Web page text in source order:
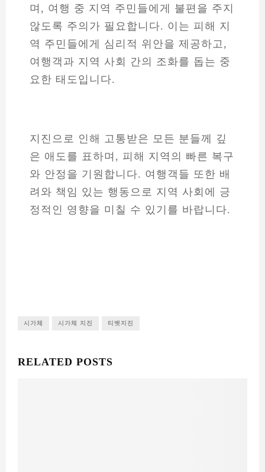
며, 여행 중 지역 주민들에게 불편을 주지
않도록 주의가 필요합니다. 이는 피해 지
역 주민들에게 심리적 위안을 제공하고,
여행객과 지역 사회 간의 조화를 돕는 중
요한 태도입니다.
지진으로 인해 고통받은 모든 분들께 깊
은 애도를 표하며, 피해 지역의 빠른 복구
와 안정을 기원합니다. 여행객들 또한 배
려와 책임 있는 행동으로 지역 사회에 긍
정적인 영향을 미칠 수 있기를 바랍니다.
시가체 시가체 지진 티벳지진
RELATED POSTS